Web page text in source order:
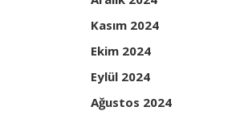
Kasım 2024
Ekim 2024
Eylül 2024
Ağustos 2024